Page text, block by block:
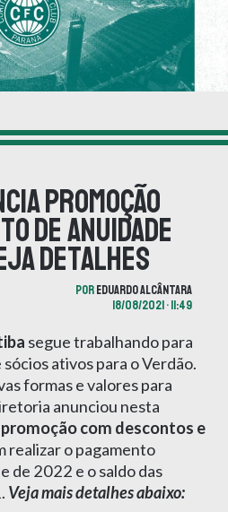
promoção
de anuidade
detalhes
POREDUARDO ALCÂNTARA
18/08/2021 • 11:49
segue trabalhando para
ativos para o Verdão.
formas e valores para
anunciou nesta
com descontos e
realizar o pagamento
de 2022 e o saldo das
Veja mais detalhes abaixo: